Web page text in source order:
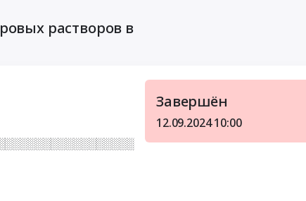
растворов в
Завершён
12.09.2024 10:00